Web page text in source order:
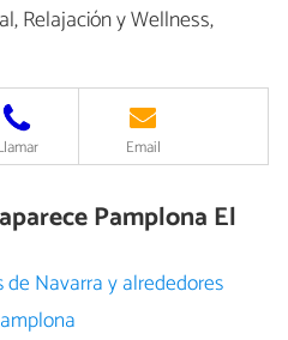
Relajación y Wellness,
Email
Pamplona El
Navarra y alrededores